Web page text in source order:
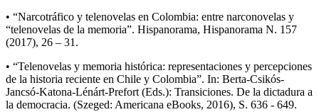
• “Narcotráfico y telenovelas en Colombia: entre narconovelas y
“telenovelas de la memoria”. Hispanorama, Hispanorama N. 157
(2017), 26 – 31.
• “Telenovelas y memoria histórica: representaciones y percepciones
de la historia reciente en Chile y Colombia”. In: Berta-Csikós-
Jancsó-Katona-Lénárt-Prefort (Eds.): Transiciones. De la dictadura a
la democracia. (Szeged: Americana eBooks, 2016), S. 636 - 649.